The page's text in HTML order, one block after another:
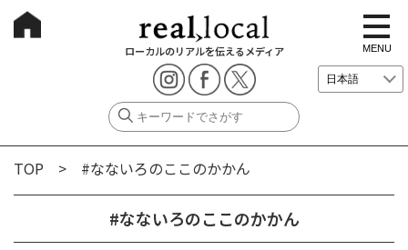
ローカルのリアルを伝えるメディア
t
o
g
g
e
i
i
MENU
TOP > #なないろのここのかかん
#なないろのここのかかん